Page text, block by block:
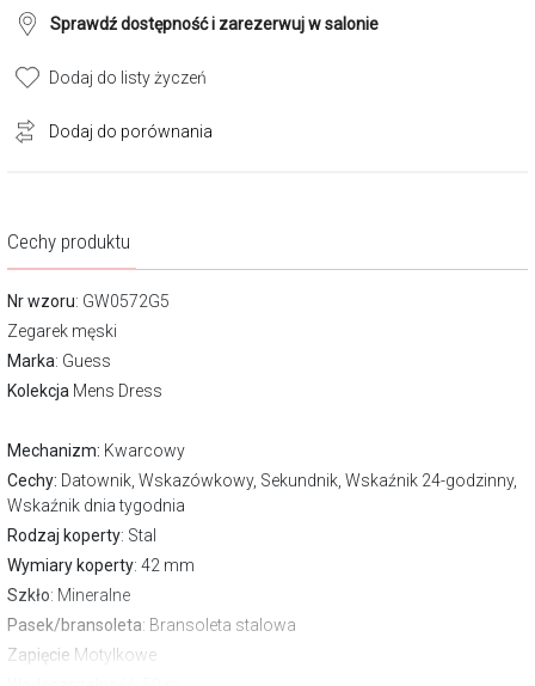
Cechy produktu
Nr wzoru: GW0572G5
Zegarek męski
Marka: Guess
Kolekcja Mens Dress
Mechanizm: Kwarcowy
Cechy: Datownik, Wskazówkowy, Sekundnik, Wskaźnik 24-godzinny,
Wskaźnik dnia tygodnia
Rodzaj koperty: Stal
Wymiary koperty: 42 mm
Szkło: Mineralne
Pasek/bransoleta: Bransoleta stalowa
Zapięcie Motylkowe
Sprawdź dostępność i zarezerwuj w salonie
Dodaj do listy życzeń
Dodaj do porównania